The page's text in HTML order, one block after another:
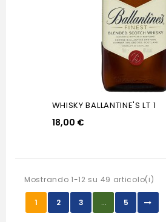
WHISKY BALLANTINE'S LT 1
18,00 €
Mostrando 1-12 su 49 articolo(i)
1 2 3 … 5